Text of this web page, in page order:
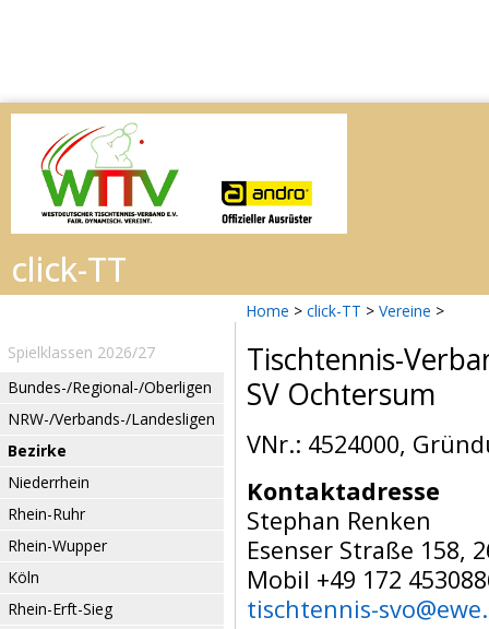
Home > click-TT > Vereine >
Spielklassen 2026/27
Bundes-/Regional-/Oberligen
NRW-/Verbands-/Landesligen
Bezirke
Niederrhein
Rhein-Ruhr
Rhein-Wupper
Köln
Rhein-Erft-Sieg
Tischtennis-
SV Ochtersum
VNr.: 4524000,
Kontaktadresse
Stephan Renken
Esenser Straße 158,
Mobil +49 172
tischtennis-